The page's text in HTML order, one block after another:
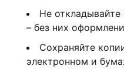
Не
– без них
Сохраняйте
электронном и